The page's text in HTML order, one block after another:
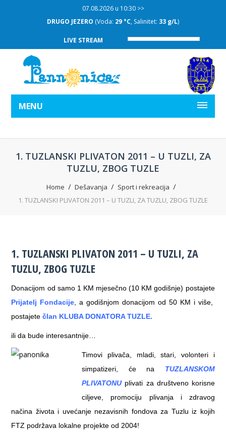
07.08.2026 u 10:30 >>
DRUGO JEZERO (Voda: 29 °C, Salinitet: 33 g/L)
LIVE STREAM
MENU
1. TUZLANSKI PLIVATON 2011 – U TUZLI, ZA
TUZLU, ZBOG TUZLE
Home Dešavanja
Sport i rekreacija
1. TUZLANSKI PLIVATON 2011 – U TUZLI, ZA TUZLU, ZBOG TUZLE
1. TUZLANSKI PLIVATON 2011 – U TUZLI, ZA
TUZLU, ZBOG TUZLE
Donacijom od samo 1 KM mjesečno (10 KM godišnje) postajete
Prijatelj Fondacije , a godišnjom donacijom od 50 KM i više,
postajetečlan KLUBA DONATORA TUZLE.
ili da bude interesantnije…
Timovi plivača, mladi, stari, volonteri i
simpatizeri, će na TUZLANSKOM
PLIVATONUplivati za društveno korisne
ciljeve, promociju plivanja i zdravog
načina života i uvećanje nezavisnih fondova za Tuzlu iz kojih
FTZ podržava lokalne projekte od 2004!